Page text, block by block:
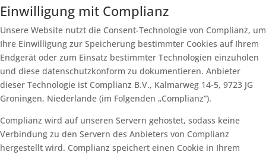
Einwilligung mit Complianz
Unsere Website nutzt die Consent-Technologie von Complianz, um
Ihre Einwilligung zur Speicherung bestimmter Cookies auf Ihrem
Endgerät oder zum Einsatz bestimmter Technologien einzuholen
und diese datenschutzkonform zu dokumentieren. Anbieter
dieser Technologie ist Complianz B.V., Kalmarweg 14-5, 9723 JG
Groningen, Niederlande (im Folgenden „Complianz“).
Complianz wird auf unseren Servern gehostet, sodass keine
Verbindung zu den Servern des Anbieters von Complianz
hergestellt wird. Complianz speichert einen Cookie in Ihrem